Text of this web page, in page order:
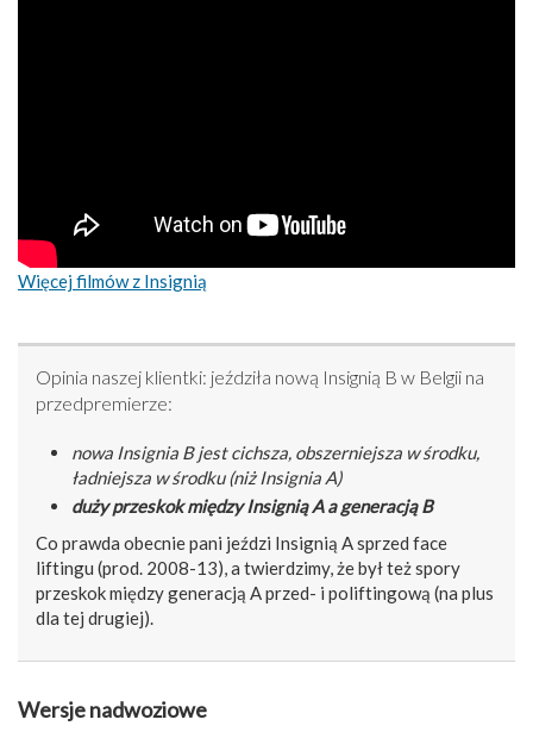
Więcej filmów z Insignią
Opinia naszej klientki: jeździła nową Insignią B w Belgii na
przedpremierze:
nowa Insignia B jest cichsza, obszerniejsza w środku,
ładniejsza w środku (niż Insignia A)
duży przeskok między Insignią A a generacją B
Co prawda obecnie pani jeździ Insignią A sprzed face
liftingu (prod. 2008-13), a twierdzimy, że był też spory
przeskok między generacją A przed- i poliftingową (na plus
dla tej drugiej).
Wersje nadwoziowe